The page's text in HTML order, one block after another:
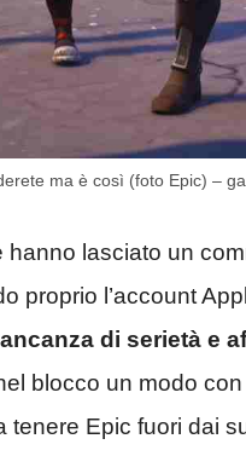
ma è così (foto Epic) –
hanno lasciato un
proprio l’account
di serietà e
blocco un modo
tenere Epic fuori dai